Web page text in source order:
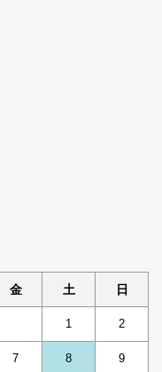
金 土 日
1 2
7 8 9